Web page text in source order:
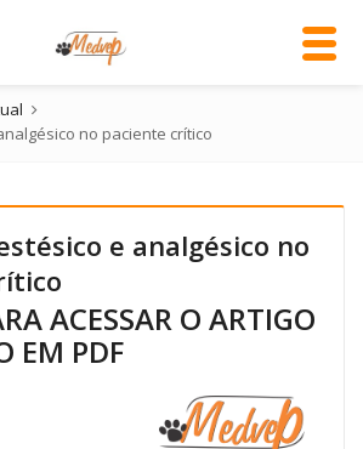
no paciente crítico
e analgésico no
ACESSAR O ARTIGO
EM PDF